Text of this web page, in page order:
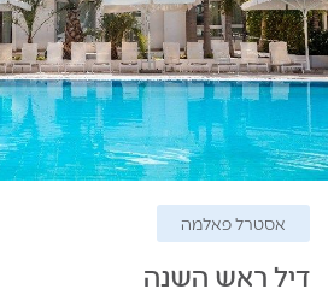
אסטרל פאלמה
דיל ראש השנה